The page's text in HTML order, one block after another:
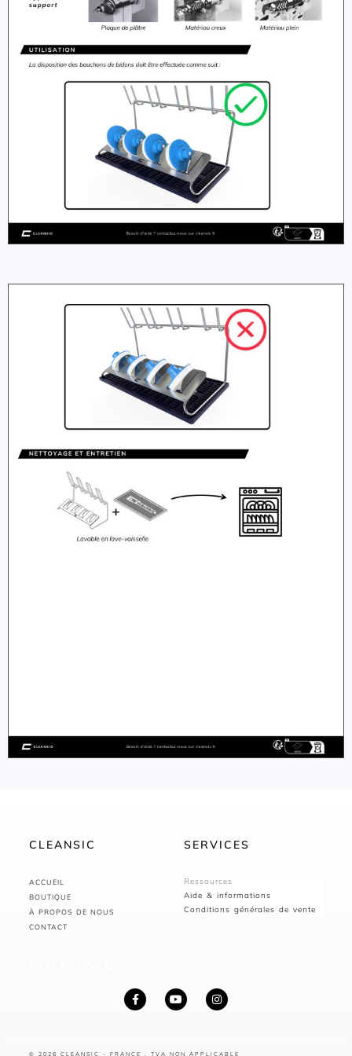
CLEANSIC
ACCUEIL
BOUTIQUE
À PROPOS DE NOUS
CONTACT
SERVICES
Ressources
Aide & informations
Conditions générales de vente
© 2026 CLEANSIC - FRANCE , TVA NON APPLICABLE